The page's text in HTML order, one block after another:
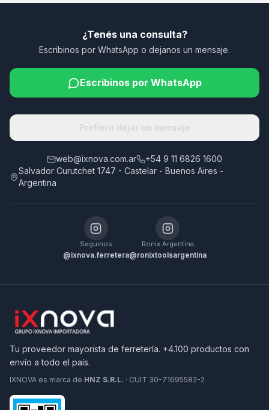
¿Tenés una consulta?
Escribinos por WhatsApp o dejanos un mensaje.
Escribinos por WhatsApp
Prefiero dejar un mensaje
web@ixnova.com.ar
+54 9 11 6826 1600
Salvador Curutchet 1747 - Castelar - Buenos Aires -
Argentina
Seguinos
@ixnova.ferretera
Ronix Argentina
@ronixtoolsargentina
Tu proveedor mayorista de ferretería. +4.100 productos con
envío a todo el país.
IXNOVA es marca de HNZ S.R.L. · CUIT 30-71695582-2